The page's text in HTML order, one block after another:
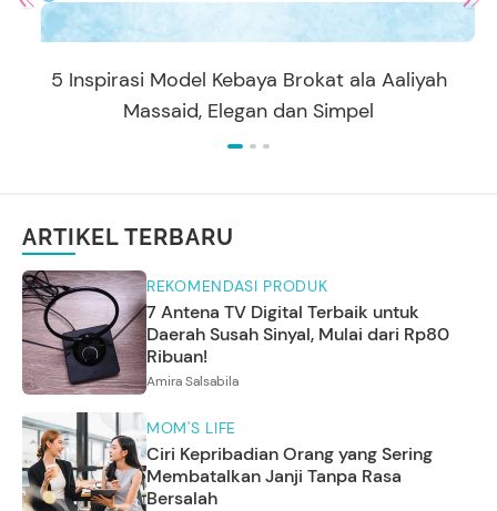
5 Inspirasi Model Kebaya Brokat ala Aaliyah
Massaid, Elegan dan Simpel
ARTIKEL TERBARU
REKOMENDASI PRODUK
7 Antena TV Digital Terbaik untuk
Daerah Susah Sinyal, Mulai dari Rp80
Ribuan!
Amira Salsabila
MOM'S LIFE
Ciri Kepribadian Orang yang Sering
Membatalkan Janji Tanpa Rasa
Bersalah